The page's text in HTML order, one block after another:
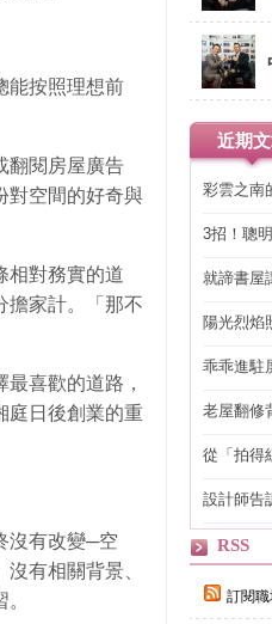
能按照理想前
翻閱房屋廣告
對空間的好奇與
相對務實的道
擔家計。「那不
喜歡的道路，
庭日後創業的重
沒有改變─空
有相關背景、
近期
彩雲之南
3招！聰
就諦書屋
陽光烈焰
乖乖進駐
老屋翻修
從「拍得
設計師告
RSS
訂閱